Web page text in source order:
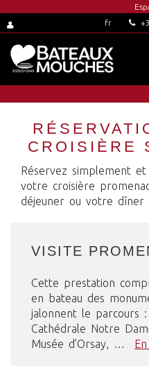
fr
CROISIÈRE
Réservez simplement
votre croisière
déjeuner ou votre dîner
VISITE
Cette prestation
en bateau des
jalonnent le parcours
Cathédrale Notre
Musée d’Orsay, …